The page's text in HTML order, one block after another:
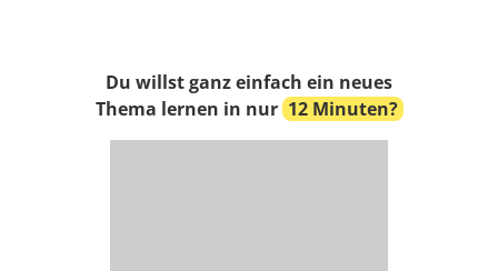
Du willst ganz einfach ein neues
Thema lernen in nur 12 Minuten?